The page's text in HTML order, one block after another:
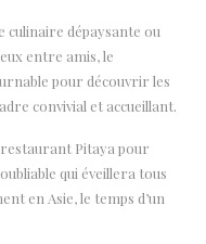
culinaire dépaysante ou
entre amis, le
pour découvrir les
convivial et accueillant.
Pitaya pour
qui éveillera tous
en Asie, le temps d’un